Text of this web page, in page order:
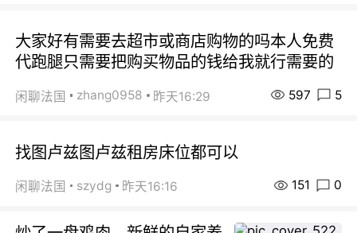
大家好有需要去超市或商店购物的吗本人免费
代跑腿只需要把购买物品的钱给我就行需要的
闲聊法国 zhang0958 昨天16:29 597 5
找图卢兹图卢兹租房床位都可以
闲聊法国 szydg 昨天16:16 151 0